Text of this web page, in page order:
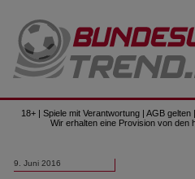
18+ | Spiele mit Verantwortung | AGB
Wir erhalten eine Provision von den
9. Juni 2016